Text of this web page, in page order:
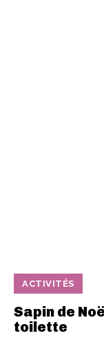
ACTIVITÉS
Sapin de
toilette